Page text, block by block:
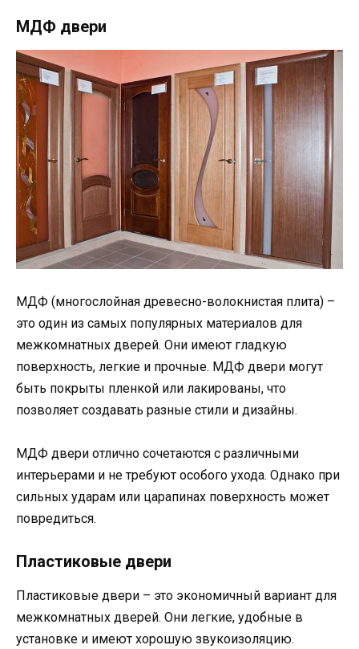
МДФ двери
МДФ (многослойная древесно-волокнистая плита) –
это один из самых популярных материалов для
межкомнатных дверей. Они имеют гладкую
поверхность, легкие и прочные. МДФ двери могут
быть покрыты пленкой или лакированы, что
позволяет создавать разные стили и дизайны.
МДФ двери отлично сочетаются с различными
интерьерами и не требуют особого ухода. Однако при
сильных ударам или царапинах поверхность может
повредиться.
Пластиковые двери
Пластиковые двери – это экономичный вариант для
межкомнатных дверей. Они легкие, удобные в
установке и имеют хорошую звукоизоляцию.